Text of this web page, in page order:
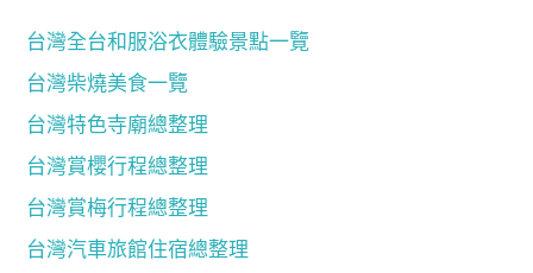
台灣全台和服浴衣體驗景點一覽
台灣柴燒美食一覽
台灣特色寺廟總整理
台灣賞櫻行程總整理
台灣賞梅行程總整理
台灣汽車旅館住宿總整理